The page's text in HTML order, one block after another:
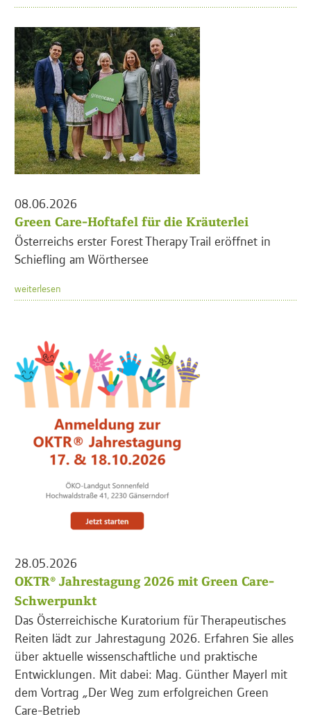
08.06.2026
Green Care-Hoftafel für die Kräuterlei
Österreichs erster Forest Therapy Trail eröffnet in
Schiefling am Wörthersee
weiterlesen
28.05.2026
OKTR® Jahrestagung 2026 mit Green Care-
Schwerpunkt
Das Österreichische Kuratorium für Therapeutisches
Reiten lädt zur Jahrestagung 2026. Erfahren Sie alles
über aktuelle wissenschaftliche und praktische
Entwicklungen. Mit dabei: Mag. Günther Mayerl mit
dem Vortrag „Der Weg zum erfolgreichen Green
Care-Betrieb